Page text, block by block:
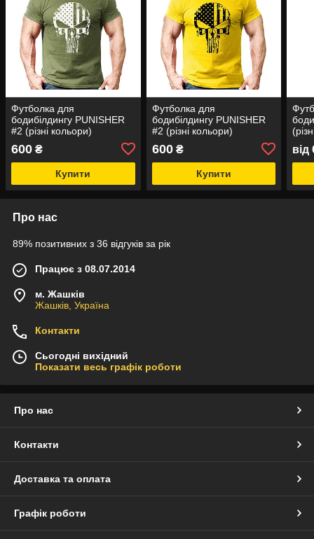
Футболка для
бодибілдингу PUNISHER
#2 (різні кольори)
600 ₴
Купити
Футболка для
бодибілдингу PUNISHER
#2 (різні кольори)
600₴
Купити
від
Про нас
89% позитивних з 36 відгуків за рік
Працює з 08.07.2014
м. Жашків
Жашків, Україна
Контакти
Сьогодні вихідний
Показати весь графік роботи
Про нас
Контакти
Доставка та оплата
Графік роботи